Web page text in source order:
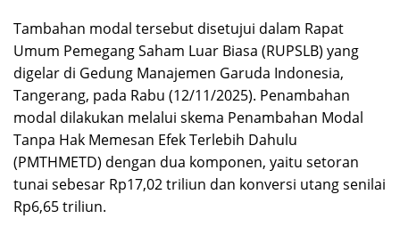
Tambahan modal tersebut disetujui dalam Rapat
Umum Pemegang Saham Luar Biasa (RUPSLB) yang
digelar di Gedung Manajemen Garuda Indonesia,
Tangerang, pada Rabu (12/11/2025). Penambahan
modal dilakukan melalui skema Penambahan Modal
Tanpa Hak Memesan Efek Terlebih Dahulu
(PMTHMETD) dengan dua komponen, yaitu setoran
tunai sebesar Rp17,02 triliun dan konversi utang senilai
Rp6,65 triliun.